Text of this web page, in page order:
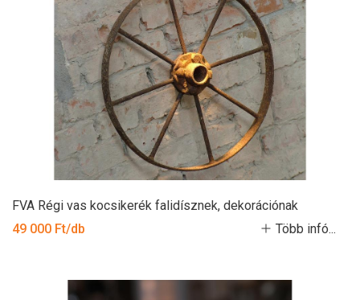
FVA Régi vas kocsikerék falidísznek, dekorációnak
49 000 Ft/db
Több infó...